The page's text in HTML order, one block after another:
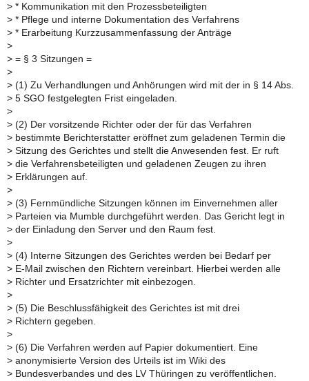
> * Kommunikation mit den Prozessbeteiligten
> * Pflege und interne Dokumentation des Verfahrens
> * Erarbeitung Kurzzusammenfassung der Anträge
>
> = § 3 Sitzungen =
>
> (1) Zu Verhandlungen und Anhörungen wird mit der in § 14 Abs.
> 5 SGO festgelegten Frist eingeladen.
>
> (2) Der vorsitzende Richter oder der für das Verfahren
> bestimmte Berichterstatter eröffnet zum geladenen Termin die
> Sitzung des Gerichtes und stellt die Anwesenden fest. Er ruft
> die Verfahrensbeteiligten und geladenen Zeugen zu ihren
> Erklärungen auf.
>
> (3) Fernmündliche Sitzungen können im Einvernehmen aller
> Parteien via Mumble durchgeführt werden. Das Gericht legt in
> der Einladung den Server und den Raum fest.
>
> (4) Interne Sitzungen des Gerichtes werden bei Bedarf per
> E-Mail zwischen den Richtern vereinbart. Hierbei werden alle
> Richter und Ersatzrichter mit einbezogen.
>
> (5) Die Beschlussfähigkeit des Gerichtes ist mit drei
> Richtern gegeben.
>
> (6) Die Verfahren werden auf Papier dokumentiert. Eine
> anonymisierte Version des Urteils ist im Wiki des
> Bundesverbandes und des LV Thüringen zu veröffentlichen.